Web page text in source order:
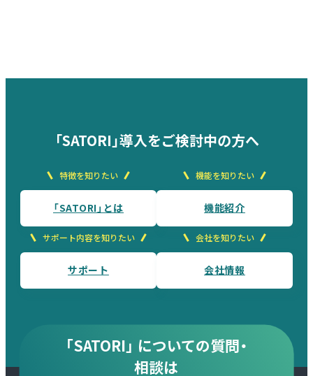
「SATORI」導入をご検討中の方へ
特徴を知りたい
「SATORI」とは
機能を知りたい
機能紹介
サポート内容を知りたい
サポート
会社を知りたい
会社情報
「SATORI」 についての質問・
相談は